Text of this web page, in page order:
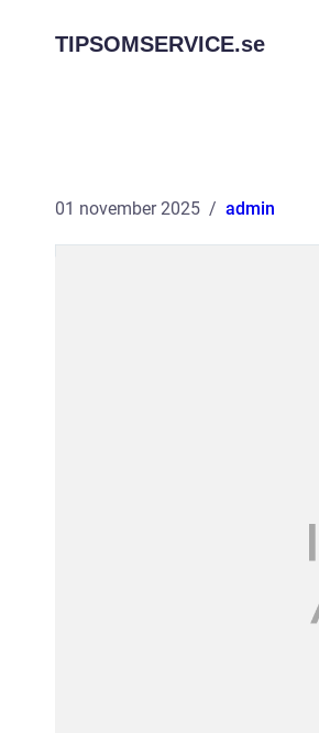
TIPSOMSERVICE.se
01 november 2025 admin